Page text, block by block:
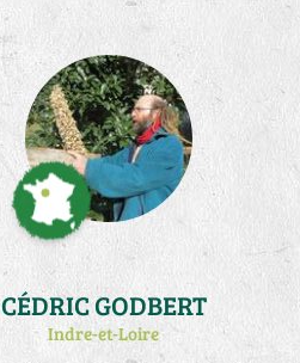
CÉDRIC GODBERT
Indre-et-Loire